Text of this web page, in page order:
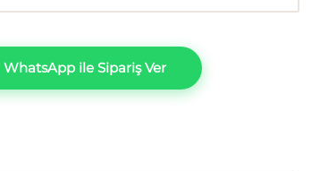
WhatsApp ile Sipariş Ver